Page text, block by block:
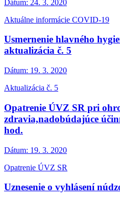
Dátum: 24. 3. 2020
Aktuálne informácie COVID-19
Usmernenie hlavného
aktualizácia č. 5
Dátum: 19. 3. 2020
Aktualizácia č. 5
Opatrenie ÚVZ SR pri
zdravia,nadobúdajúce
hod.
Dátum: 19. 3. 2020
Opatrenie ÚVZ SR
Uznesenie o vyhlásení